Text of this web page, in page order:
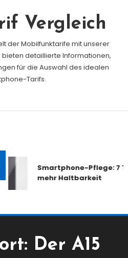
Vergleich
der Mobilfunktarife mit unserer
detaillierte Informationen,
für die Auswahl des idealen
Tarifs.
Smartphone-Pflege: 7
mehr Haltbarkeit
Der A15